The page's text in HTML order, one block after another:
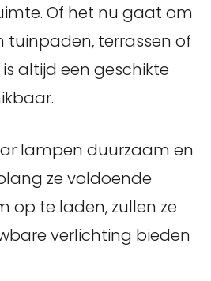
Of het nu gaat om
tuinpaden, terrassen of
altijd een geschikte
lampen duurzaam en
ze voldoende
op te laden, zullen ze
verlichting bieden